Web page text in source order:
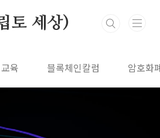
토 세상)
육 블록체인칼럼 암호화